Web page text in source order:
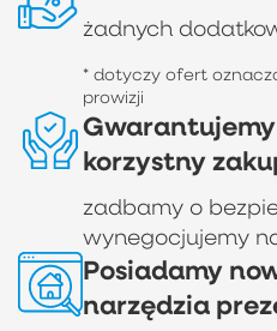
żadnych
* dotyczy ofert
prowizji
korzystny
zadbamy o
wynegocjujemy
Posiadamy
narzędzia